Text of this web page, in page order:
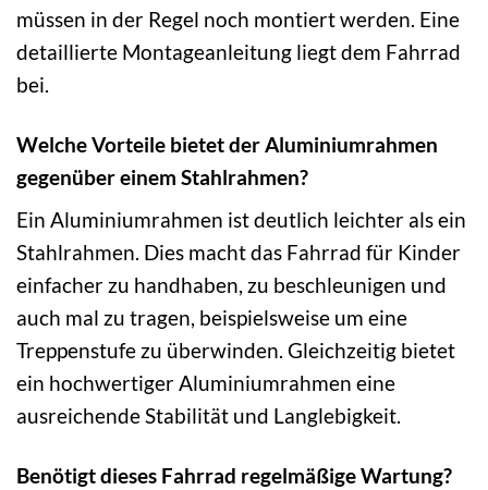
müssen in der Regel noch montiert werden. Eine
detaillierte Montageanleitung liegt dem Fahrrad
bei.
Welche Vorteile bietet der Aluminiumrahmen
gegenüber einem Stahlrahmen?
Ein Aluminiumrahmen ist deutlich leichter als ein
Stahlrahmen. Dies macht das Fahrrad für Kinder
einfacher zu handhaben, zu beschleunigen und
auch mal zu tragen, beispielsweise um eine
Treppenstufe zu überwinden. Gleichzeitig bietet
ein hochwertiger Aluminiumrahmen eine
ausreichende Stabilität und Langlebigkeit.
Benötigt dieses Fahrrad regelmäßige Wartung?